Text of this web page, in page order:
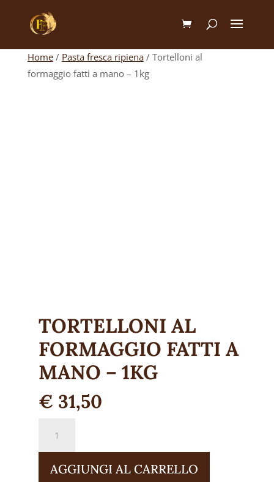
Home/ Pasta fresca ripiena/ Tortelloni al
formaggio fatti a mano – 1kg
TORTELLONI AL
FORMAGGIO FATTI A
MANO – 1KG
€ 31,50
fattiAGGIUNGI AL CARRELLO